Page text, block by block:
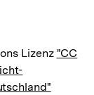
Lizenz "CC